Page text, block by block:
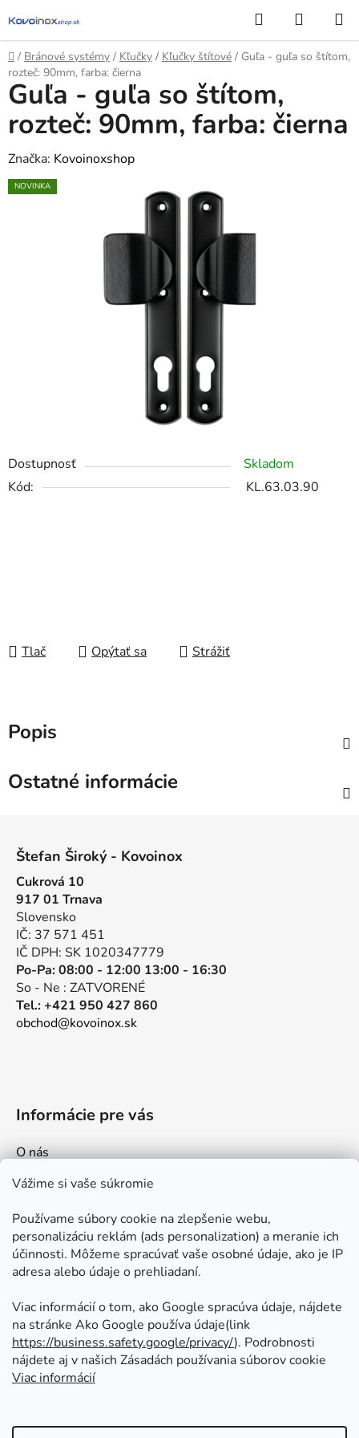
Vážime si vaše súkromie
Používame súbory cookie na zlepšenie webu,
personalizáciu reklám (ads personalization) a meranie ich
účinnosti. Môžeme spracúvať vaše osobné údaje, ako je IP
adresa alebo údaje o prehliadaní.
Viac informácií o tom, ako Google spracúva údaje, nájdete
na stránke Ako Google používa údaje(link
https://business.safety.google/privacy/⁩). Podrobnosti
nájdete aj v našich Zásadách používania súborov cookie
Viac informácií
na
obsah
Hľadať
KOŠÍK
Domov
/ Bránové systémy / Kľučky / Kľučky štítové / Guľa - guľa so štítom,
rozteč: 90mm, farba: čierna
Dostupnosť
Skladom
Kód:
KL.63.03.90
Tlač Opýtať sa Strážiť
Guľa - guľa so štítom,
rozteč: 90mm, farba: čierna
Značka: Kovoinoxshop
NOVINKA
Popis
Ostatné informácie
Štefan Široký - Kovoinox
Cukrová 10
917 01 Trnava
Slovensko
IČ: 37 571 451
IČ DPH: SK 1020347779
Po-Pa: 08:00 - 12:00 13:00 - 16:30
So - Ne : ZATVORENÉ
Tel.: +421 950 427 860
obchod@kovoinox.sk
Informácie pre vás
O nás
Kontakt
Ako nakupovať
Obchodné podmienky
Ochrana osobných údajov
Odstúpenie od zmluvy
Prijímame online platby